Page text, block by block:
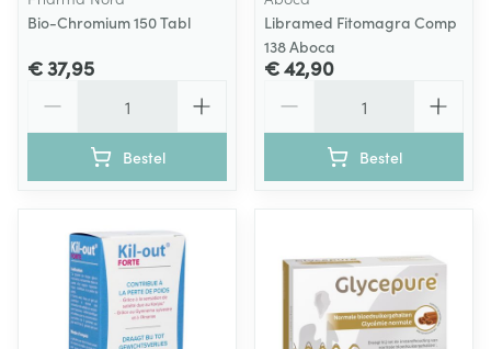
Bio-Chromium 150 Tabl
€ 37,95
Bestel
Libramed Fitomagra Comp
138 Aboca
€ 42,90
Bestel